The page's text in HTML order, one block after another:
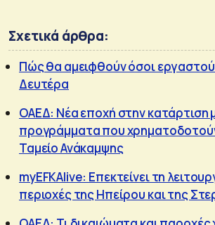
Σχετικά άρθρα:
Πώς θα αμειφθούν όσοι
Δευτέρα
ΟΑΕΔ: Νέα εποχή στην κατάρτιση
προγράμματα που
Ταμείο Ανάκαμψης
myEFKAlive: Επεκτείνει τη
περιοχές της Ηπείρου και της